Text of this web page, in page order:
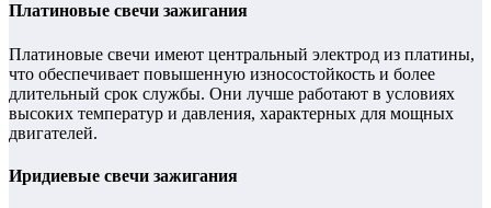
Платиновые свечи зажигания
Платиновые свечи имеют центральный электрод из платины,
что обеспечивает повышенную износостойкость и более
длительный срок службы. Они лучше работают в условиях
высоких температур и давления, характерных для мощных
двигателей.
Иридиевые свечи зажигания